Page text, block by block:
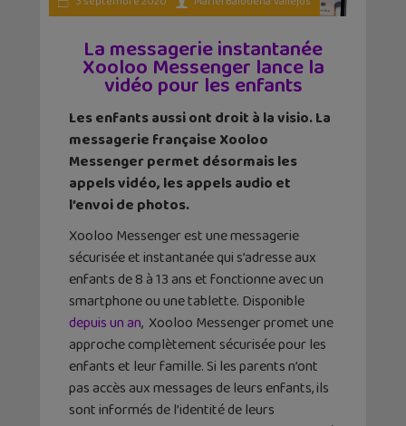
La messagerie instantanée
Xooloo Messenger lance la
vidéo pour les enfants
Les enfants aussi ont droit à la visio. La
messagerie française Xooloo
Messenger permet désormais les
appels vidéo, les appels audio et
l’envoi de photos.
Xooloo Messenger est une messagerie
sécurisée et instantanée qui s’adresse aux
enfants de 8 à 13 ans et fonctionne avec un
smartphone ou une tablette. Disponible
depuis un an, Xooloo Messenger promet une
approche complètement sécurisée pour les
enfants et leur famille. Si les parents n’ont
pas accès aux messages de leurs enfants, ils
sont informés de l’identité de leurs